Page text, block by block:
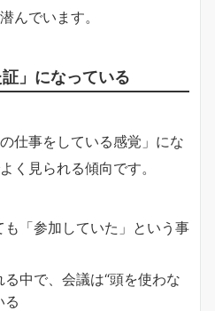
んでいます。
」になっている
仕事をしている感覚」にな
く見られる傾向です。
「参加していた」という事
中で、会議は“頭を使わな
る